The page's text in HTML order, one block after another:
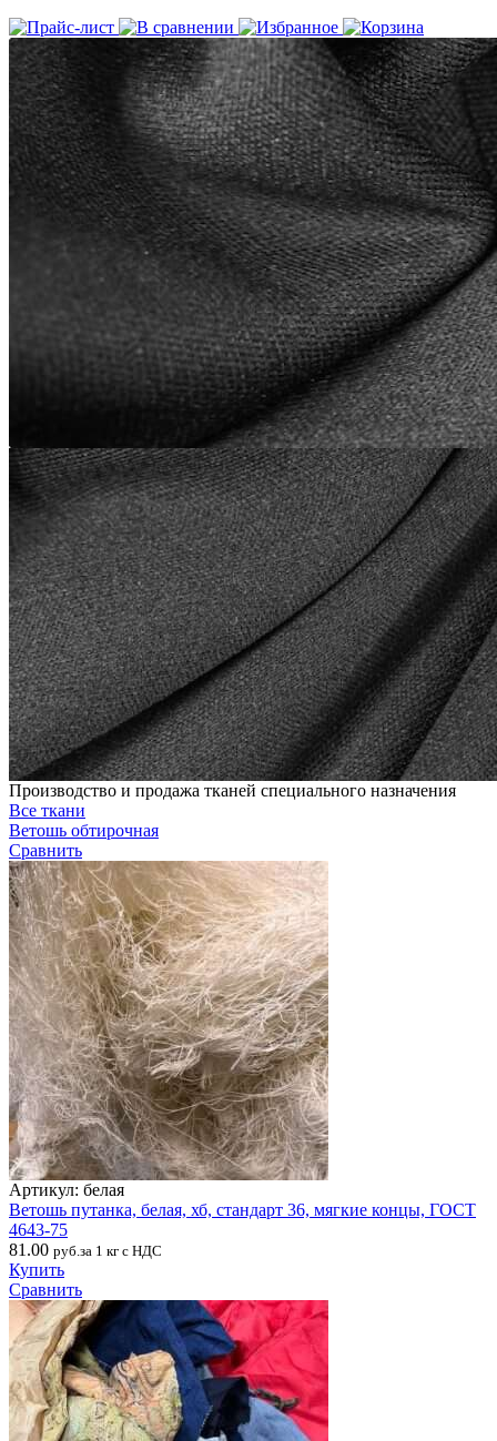
Производство и продажа тканей специального назначения
Все ткани
Ветошь обтирочная
Сравнить
Артикул: белая
Ветошь путанка, белая, хб, стандарт 36, мягкие концы, ГОСТ
4643-75
81.00 руб.за 1 кг с НДС
Купить
Сравнить